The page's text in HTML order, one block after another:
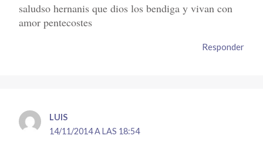
saludso hernanis que dios los bendiga y vivan con
amor pentecostes
Responder
LUIS
14/11/2014 A LAS 18:54